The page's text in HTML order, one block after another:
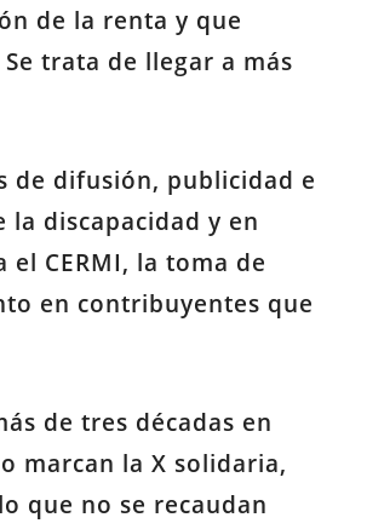
de la renta y que
trata de llegar a más
de difusión, publicidad e
la discapacidad y en
CERMI, la toma de
en contribuyentes que
de tres décadas en
marcan la X solidaria,
que no se recaudan